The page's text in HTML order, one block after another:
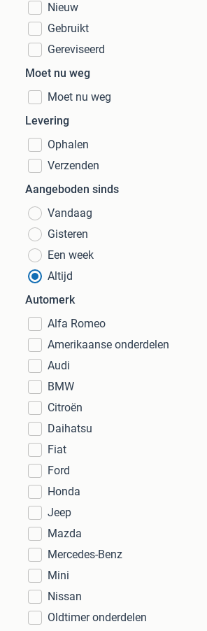
Nieuw
Gebruikt
Gereviseerd
Moet nu weg
Moet nu weg
Levering
Ophalen
Verzenden
Aangeboden sinds
Vandaag
Gisteren
Een week
Altijd
Automerk
Alfa Romeo
Amerikaanse onderdelen
Audi
BMW
Citroën
Daihatsu
Fiat
Ford
Honda
Jeep
Mazda
Mercedes-Benz
Mini
Nissan
Oldtimer onderdelen